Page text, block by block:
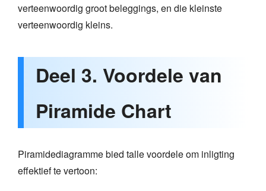
verteenwoordig groot beleggings, en die kleinste
verteenwoordig kleins.
Deel 3. Voordele van
Piramide Chart
Piramidediagramme bied talle voordele om inligting
effektief te vertoon: